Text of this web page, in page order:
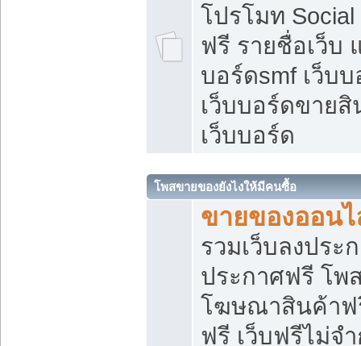
โปรโมท
ฟรี รายชื่อเว็บ
บอร์ดsmf เว็บ
เว็บบอร์ดขาย
เว็บบอร์ด
โพสขายของยังไงให้มีคนซื้อ
ขายของออน
รวมเว็บลงประ
ประกาศฟรี โพ
โฆษณาสินค้าฟ
ฟรี เว็บฟรีไม่จ